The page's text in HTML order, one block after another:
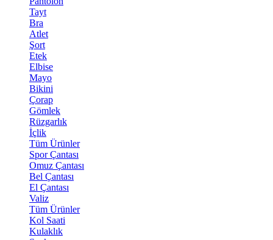
Tayt
Bra
Atlet
Şort
Etek
Elbise
Mayo
Bikini
Çorap
Gömlek
Rüzgarlık
İçlik
Tüm Ürünler
Spor Çantası
Omuz Çantası
Bel Çantası
El Çantası
Valiz
Tüm Ürünler
Kol Saati
Kulaklık